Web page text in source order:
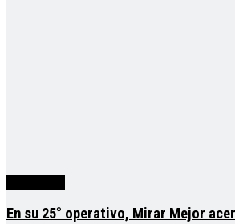
En su 25° operativo, Mirar Mejor